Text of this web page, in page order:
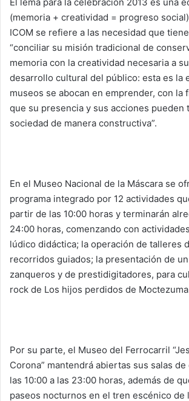
(memoria + creatividad = progreso
ICOM se refiere a las necesidad que
“conciliar su misión tradicional de
memoria con la creatividad necesaria a
desarrollo cultural del público: esta es la
museos se abocan en emprender, con la
que su presencia y sus acciones pueden
sociedad de manera constructiva”.
En el Museo Nacional de la Máscara se
programa integrado por 12 actividades
partir de las 10:00 horas y terminarán
24:00 horas, comenzando con
lúdico didáctica; la operación de talleres
recorridos guiados; la presentación de
zanqueros y de prestidigitadores, para
rock de Los hijos perdidos de
Por su parte, el Museo del Ferrocarril
Corona” mantendrá abiertas sus salas
las 10:00 a las 23:00 horas, además de
paseos nocturnos en el tren escénico de